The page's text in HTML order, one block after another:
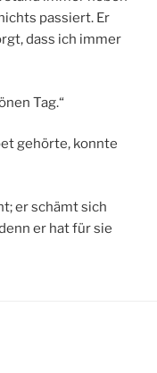
passiert. Er
dass ich immer
Tag.“
gehörte, konnte
er schämt sich
er hat für sie